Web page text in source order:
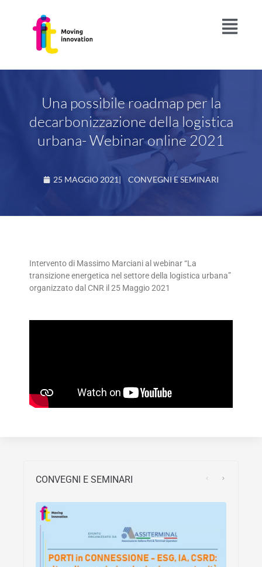
Una possibile roadmap per la
decarbonizzazione della logistica
urbana- Webinar online 2021
25 MAGGIO 2021| CONVEGNI E SEMINARI
Intervento di Massimo Marciani al webinar “La
transizione energetica nel settore della logistica urbana”
organizzato dal CNR il 25 Maggio 2021
CONVEGNI E SEMINARI